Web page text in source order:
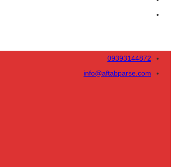
09393144872
info@aftabparse.com